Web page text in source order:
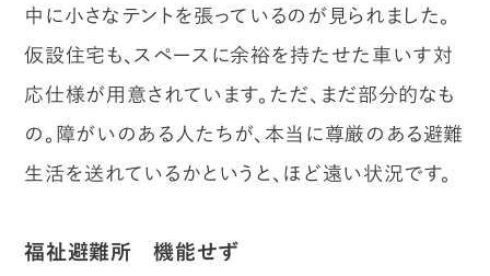
中に小さなテントを張っているのが見られました。
仮設住宅も、スペースに余裕を持たせた車いす対
応仕様が用意されています。ただ、まだ部分的なも
の。障がいのある人たちが、本当に尊厳のある避難
生活を送れているかというと、ほど遠い状況です。
福祉避難所 機能せず